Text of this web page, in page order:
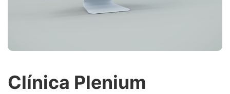
Clínica Plenium